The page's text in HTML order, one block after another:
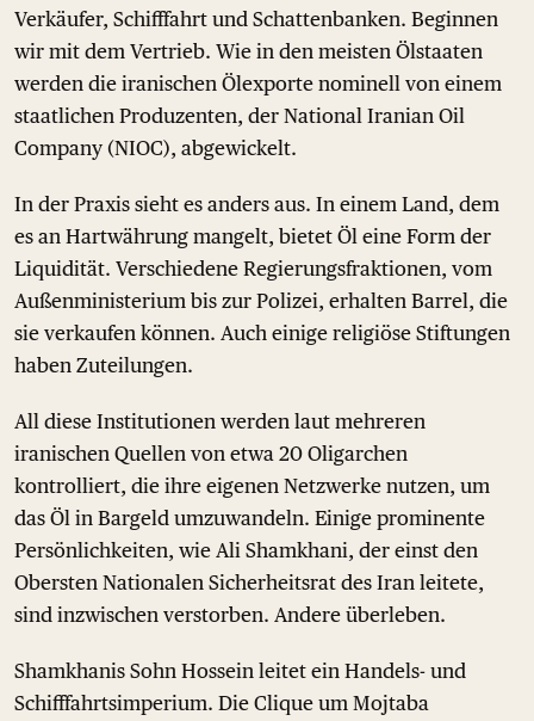
Verkäufer, Schifffahrt und Schattenbanken. Beginnen
wir mit dem Vertrieb. Wie in den meisten Ölstaaten
werden die iranischen Ölexporte nominell von einem
staatlichen Produzenten, der National Iranian Oil
Company (NIOC), abgewickelt.
In der Praxis sieht es anders aus. In einem Land, dem
es an Hartwährung mangelt, bietet Öl eine Form der
Liquidität. Verschiedene Regierungsfraktionen, vom
Außenministerium bis zur Polizei, erhalten Barrel, die
sie verkaufen können. Auch einige religiöse Stiftungen
haben Zuteilungen.
All diese Institutionen werden laut mehreren
iranischen Quellen von etwa 20 Oligarchen
kontrolliert, die ihre eigenen Netzwerke nutzen, um
das Öl in Bargeld umzuwandeln. Einige prominente
Persönlichkeiten, wie Ali Shamkhani, der einst den
Obersten Nationalen Sicherheitsrat des Iran leitete,
sind inzwischen verstorben. Andere überleben.
Shamkhanis Sohn Hossein leitet ein Handels- und
Schifffahrtsimperium. Die Clique um Mojtaba